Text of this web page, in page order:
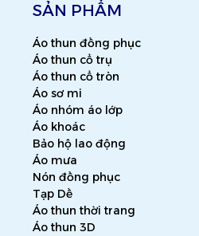
SẢN PHẨM
Áo thun đồng phục
Áo thun cổ trụ
Áo thun cổ tròn
Áo sơ mi
Áo nhóm áo lớp
Áo khoác
Bảo hộ lao động
Áo mưa
Nón đồng phục
Tạp Dề
Áo thun thời trang
Áo thun 3D